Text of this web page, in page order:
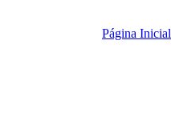
Página Inicial